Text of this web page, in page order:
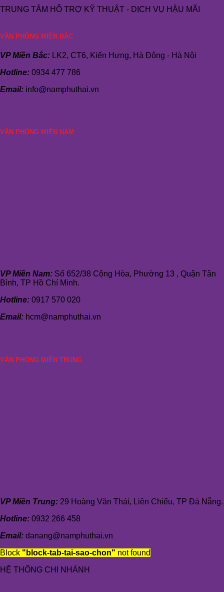
TRUNG TÂM HỖ TRỢ KỸ THUẬT - DỊCH VỤ HẬU MÃI
VĂN PHÒNG MIỀN BẮC
VP Miền Bắc: LK2, CT6, Kiến Hưng, Hà Đông - Hà Nội
Hotline: 0934 477 786
Email: info@namphuthai.vn
VĂN PHÒNG MIỀN NAM
VP Miền Nam: Số 652/38 Cộng Hòa, Phường 13 , Quận Tân
Bình, TP Hồ Chí Minh.
Hotline: 0917 570 020
Email: hcm@namphuthai.vn
VĂN PHÒNG MIỀN TRUNG
VP Miền Trung: 29 Hoàng Văn Thái, Liên Chiểu, TP Đà Nẵng.
Hotline: 0932 266 458
Email: danang@namphuthai.vn
Block "block-tab-tai-sao-chon" not found
HỆ THỐNG CHI NHÁNH